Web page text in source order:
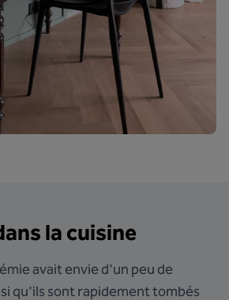
la cuisine
avait envie d'un peu de
qu'ils sont rapidement tombés